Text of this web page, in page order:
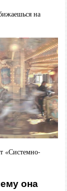
на
«Системно-
она